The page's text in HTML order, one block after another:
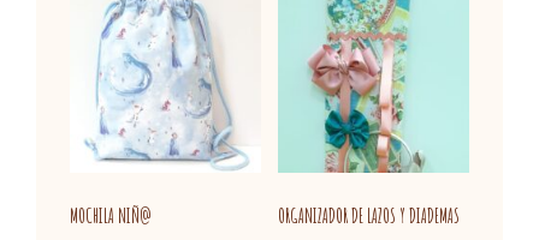
MOCHILA NIÑ@ ORGANIZADOR DE LAZOS Y DIADEMAS